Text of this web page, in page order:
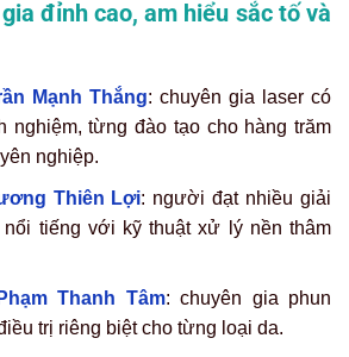
đỉnh cao, am hiểu sắc tố và
Mạnh Thắng: chuyên gia laser có
nghiệm, từng đào tạo cho hàng trăm
nghiệp.
Thiên Lợi: người đạt nhiều giải
tiếng với kỹ thuật xử lý nền thâm
Phạm Thanh Tâm: chuyên gia phun
trị riêng biệt cho từng loại da.